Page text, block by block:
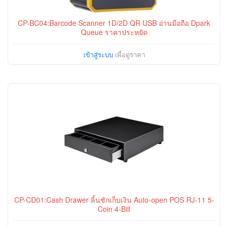
CP-BC04:Barcode Scanner 1D/2D QR USB อ่านมือถือ Dpark
Queue ราคาประหยัด
เข้าสู่ระบบเพื่อดูราคา
CP-CD01:Cash Drawer ลิ้นชักเก็บเงิน Auto-open POS RJ-11 5-
Coin 4-Bill